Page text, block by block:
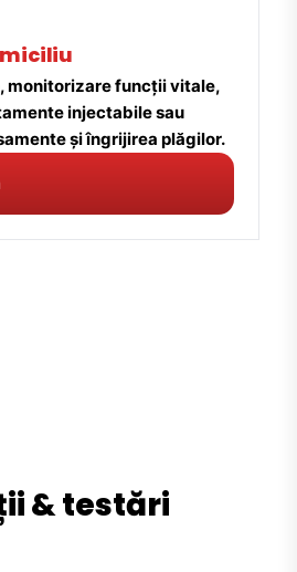
monitorizare funcții vitale,
injectabile sau
și îngrijirea plăgilor.
& testări